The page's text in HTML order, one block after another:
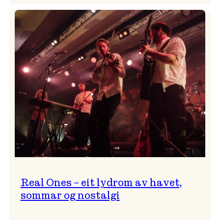
provoserande
og
…?
Real Ones – eit lydrom av havet,
sommar og nostalgi